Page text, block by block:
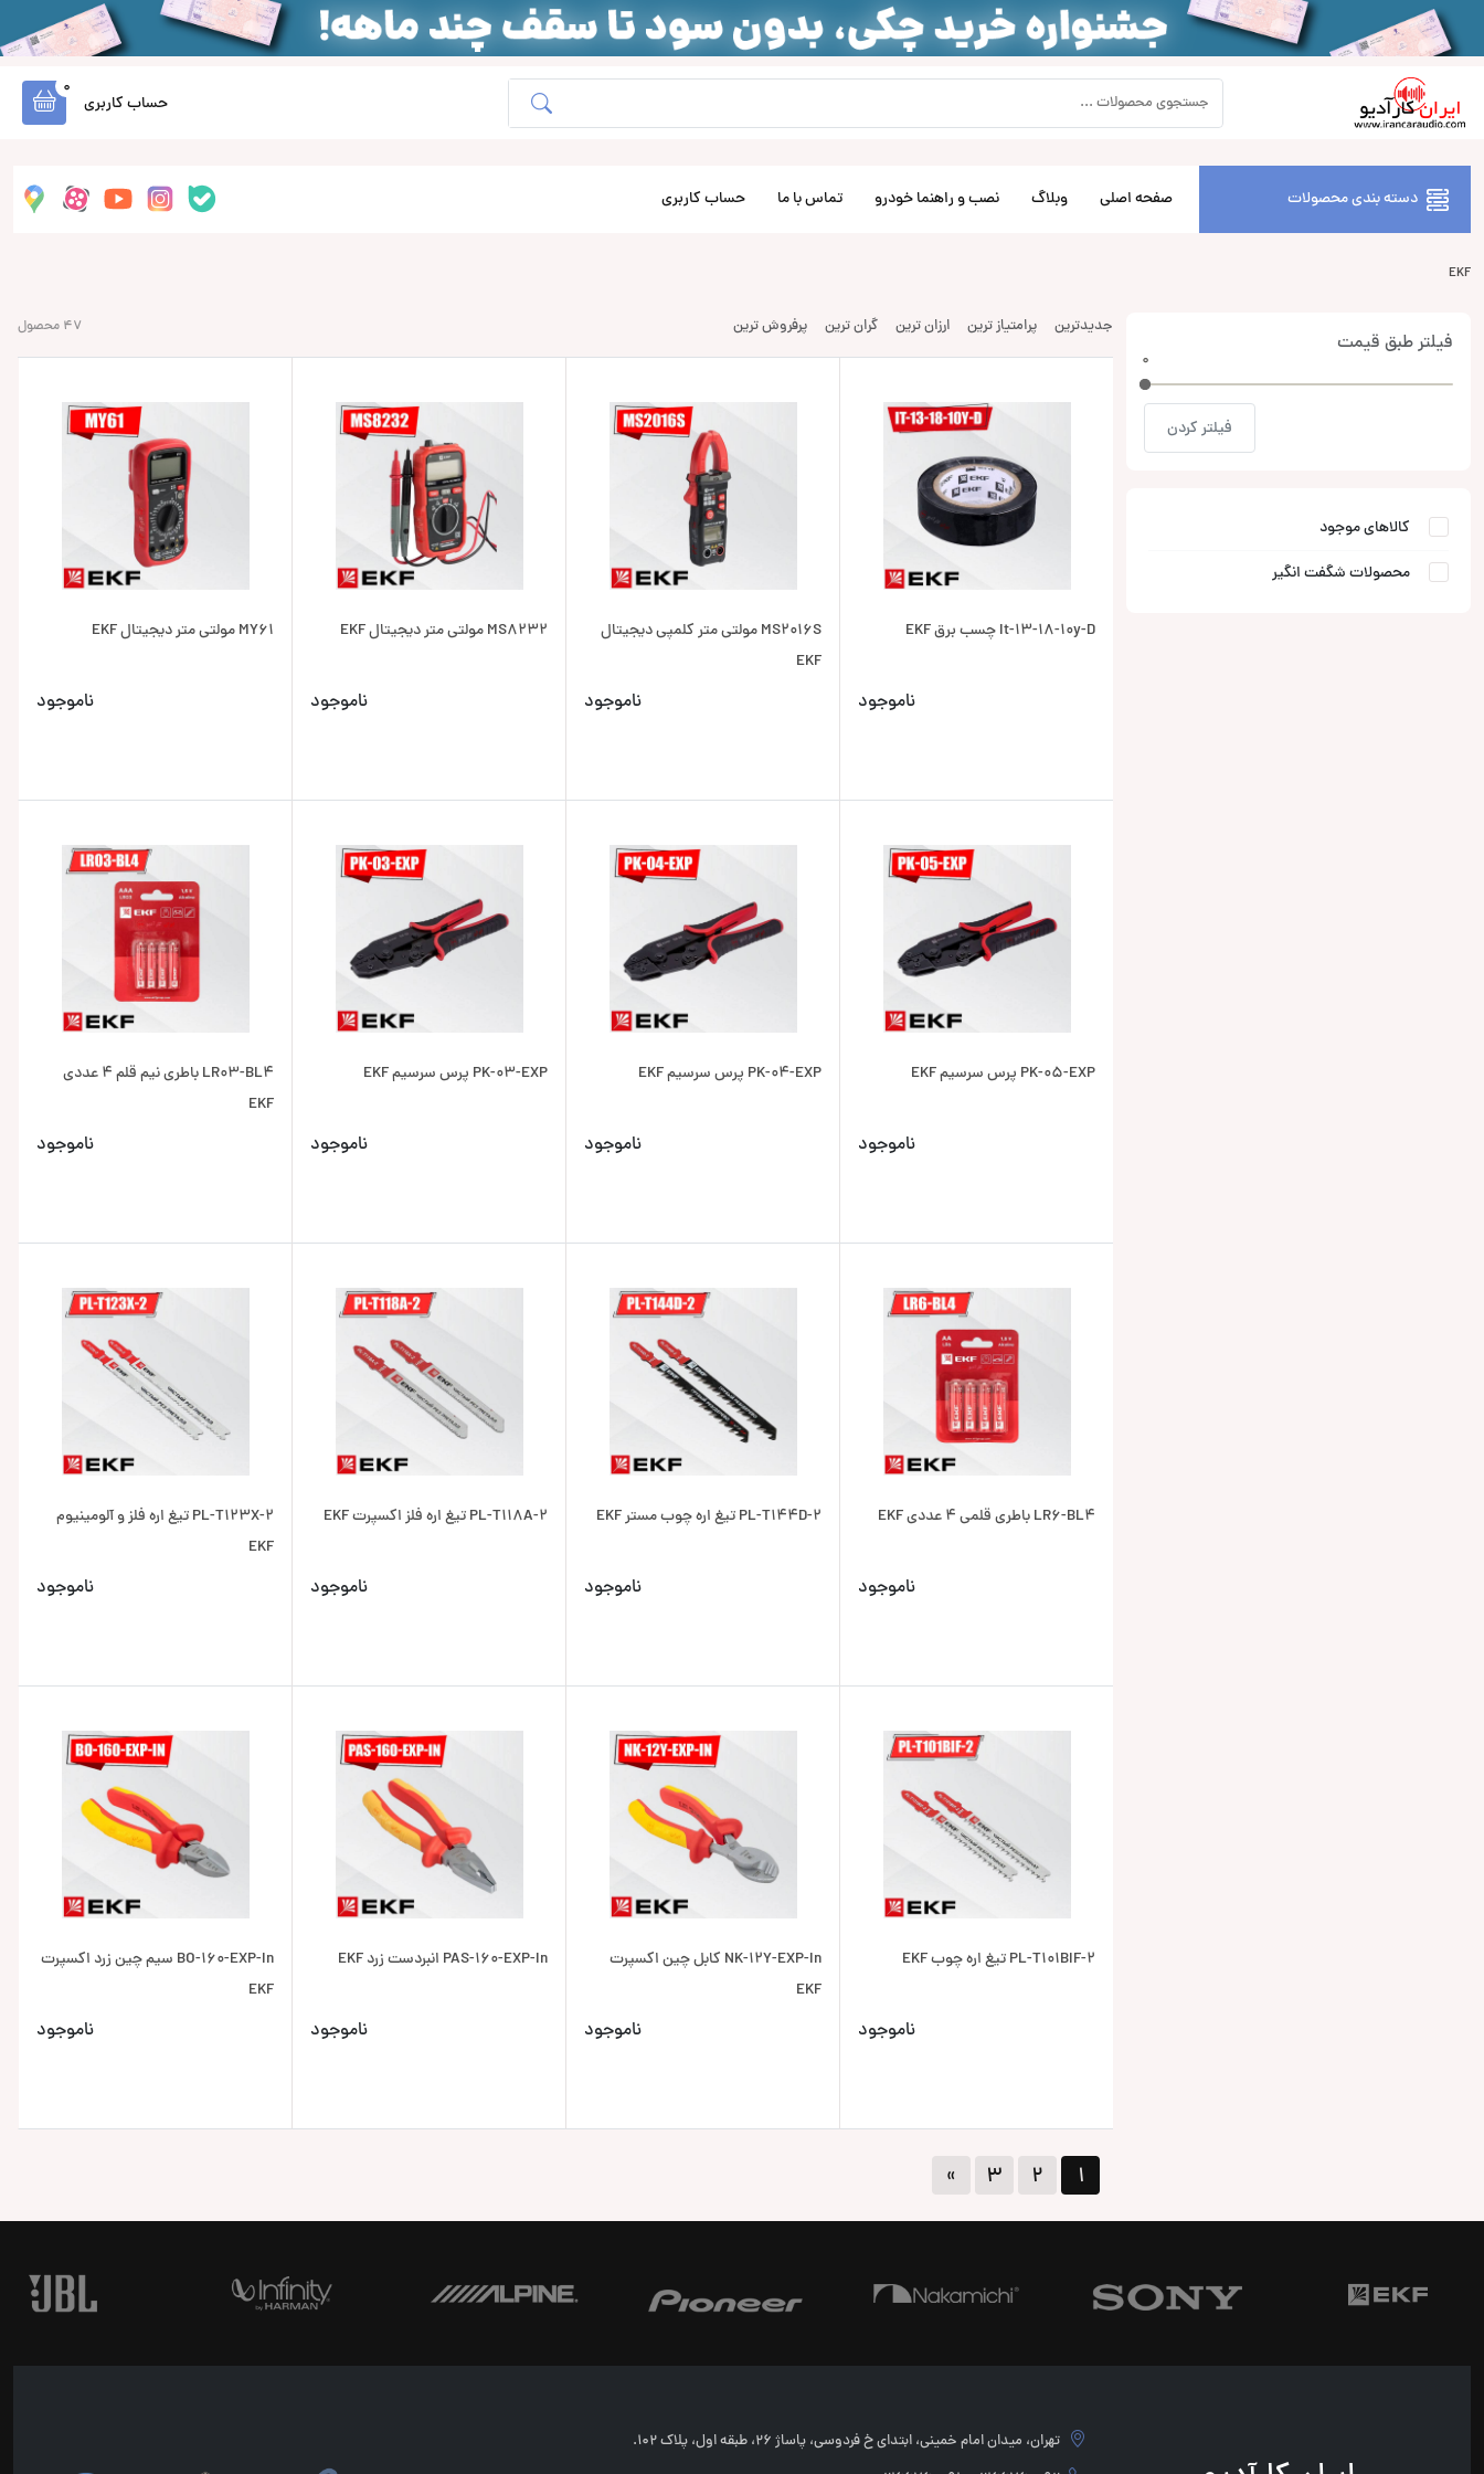
حساب کاربری
0
دسته بندی محصولات صفحه اصلی وبلاگ نصب و راهنما خودرو تماس با ما حساب کاربری
EKF
فیلتر طبق قیمت
0
0
فیلتر کردن
کالاهای موجود
محصولات شگفت انگیر
جدیدترین پرامتیاز ترین ارزان ترین گران ترین پرفروش ترین 47 محصول
It-13-18-10y-D چسب برق EKF
ناموجود
MS2016S مولتی متر کلمپی دیجیتال
EKF
ناموجود
MS8232 مولتی متر دیجیتال EKF
ناموجود
MY61 مولتی متر دیجیتال EKF
ناموجود
PK-05-EXP پرس سرسیم EKF
ناموجود
PK-04-EXP پرس سرسیم EKF
ناموجود
PK-03-EXP پرس سرسیم EKF
ناموجود
LR03-BL4 باطری نیم قلم 4 عددی
EKF
ناموجود
LR6-BL4 باطری قلمی 4 عددی EKF
ناموجود
PL-T144D-2 تیغ اره چوب مستر EKF
ناموجود
PL-T118A-2 تیغ اره فلز اکسپرت EKF
ناموجود
PL-T123X-2 تیغ اره فلز و آلومینیوم
EKF
ناموجود
PL-T101BIF-2 تیغ اره چوب EKF
ناموجود
NK-12Y-EXP-In کابل چین اکسپرت
EKF
ناموجود
PAS-160-EXP-In انبردست زرد EKF
ناموجود
BO-160-EXP-In سیم چین زرد اکسپرت
EKF
ناموجود
۱ ۲ ۳ »
تهران، میدان امام خمینی، ابتدای خ فردوسی، پاساژ 26، طبقه اول، پلاک 102.